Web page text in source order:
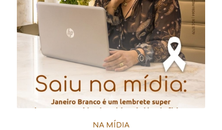
NA MÍDIA